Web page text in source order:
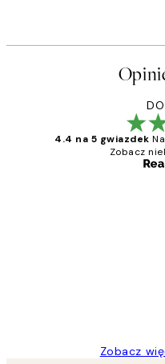
4.4 na 5 gwiazdek
Zobacz
Zobacz